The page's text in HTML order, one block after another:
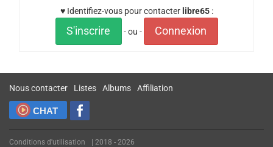
♥ Identifiez-vous pour contacter libre65:
S'inscrire - ou - Connexion
Nous contacter Listes Albums Affiliation
CHAT
Conditions d'utilisation | 2018 - 2026